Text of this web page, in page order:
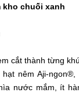
kho chuối xanh
cắt thành từng
nêm Aji-
nước mắm, ít